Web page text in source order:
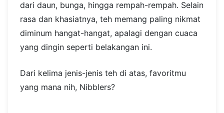
dari daun, bunga, hingga rempah-rempah. Selain
rasa dan khasiatnya, teh memang paling nikmat
diminum hangat-hangat, apalagi dengan cuaca
yang dingin seperti belakangan ini.
Dari kelima jenis-jenis teh di atas, favoritmu
yang mana nih, Nibblers?